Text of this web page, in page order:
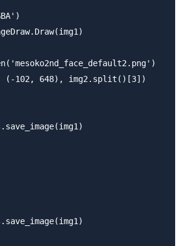
(-102, 648), img2.split()[3])